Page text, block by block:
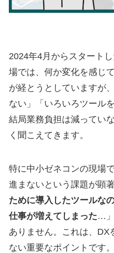
2024年4月からスタート
場では、何か変化を感じ
が経とうとしていますが
ない」「いろいろツール
結局業務負担は減ってい
く聞こえてきます。
特に中小ゼネコンの現場
進まないという課題が顕
ために導入したツールな
仕事が増えてしまった…」
ありません。これは、DX
ない重要なポイントです。